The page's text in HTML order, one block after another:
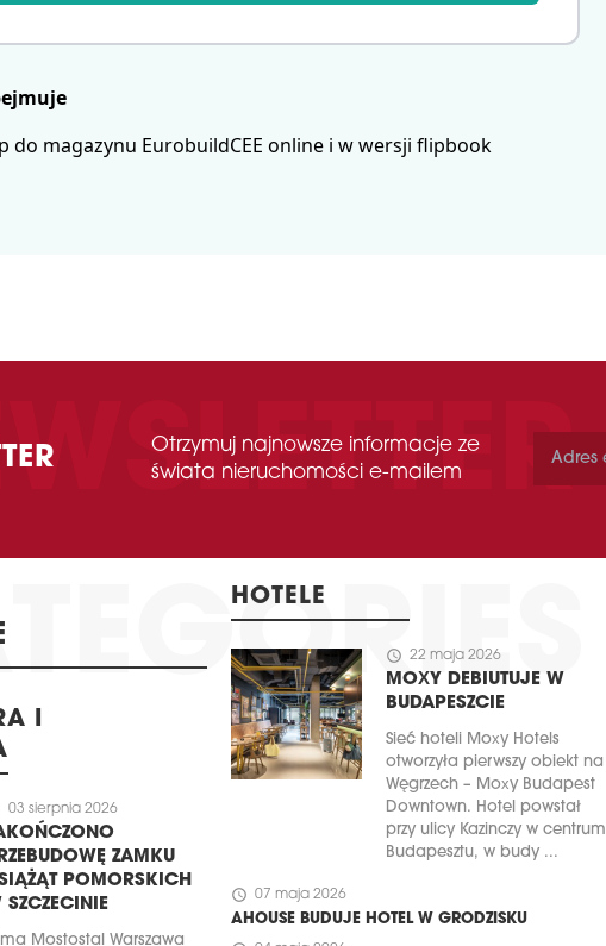
do magazynu EurobuildCEE online i w wersji flipbook
Otrzymuj najnowsze informacje ze
świata nieruchomości e-mailem
I
03 sierpnia 2026
ZAMKU
POMORSKICH
SZCZECINIE
Mostostal Warszawa
HOTELE
schedule 22 maja 2026
MOXY DEBIUTUJE W
BUDAPESZCIE
Sieć hoteli Moxy Hotels
otworzyła pierwszy obiekt na
Węgrzech – Moxy Budapest
Downtown. Hotel powstał
przy ulicy Kazinczy w centrum
Budapesztu, w budy ...
schedule 07 maja 2026
AHOUSE BUDUJE HOTEL W GRODZISKU